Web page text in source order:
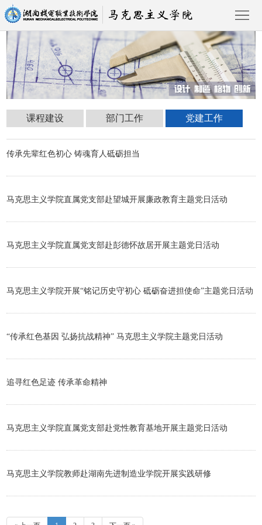
首
页
课
程
建
设
部
门
工
作
党
建
返
课程建设 部门工作 党建工作
传承先辈红色初心 铸魂育人砥砺担当
马克思主义学院直属党支部赴望城开展廉政教育主题党日活动
马克思主义学院直属党支部赴彭德怀故居开展主题党日活动
马克思主义学院开展“铭记历史守初心 砥砺奋进担使命”主题党日活动​
“传承红色基因 弘扬抗战精神” 马克思主义学院主题党日活动
追寻红色足迹 传承革命精神
马克思主义学院直属党支部赴党性教育基地开展主题党日活动
马克思主义学院教师赴湖南先进制造业学院开展实践研修